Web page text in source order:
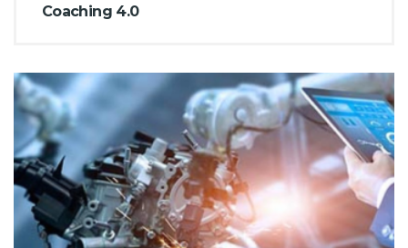
Coaching 4.0